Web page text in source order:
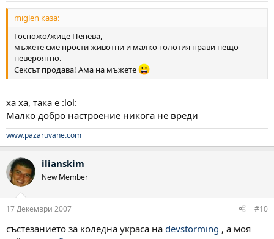
miglen каза:
Госпожо/жице Пенева,
мъжете сме прости животни и малко голотия прави нещо
невероятно.
Сексът продава! Ама на мъжете
ха ха, така е :lol:
Малко добро настроение никога не вреди
www.pazaruvane.com
ilianskim
New Member
17 Декември 2007 #10
състезанието за коледна украса на devstorming , a моя